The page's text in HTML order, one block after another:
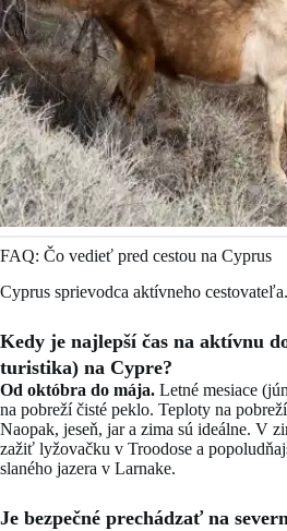
FAQ: Čo vedieť pred cestou na Cyprus
Cyprus sprievodca aktívneho
Kedy je najlepší čas na aktívnu
turistika) na Cypre?
Od októbra do mája. Letné mesiace
na pobreží čisté peklo. Teploty na
Naopak, jeseň, jar a zima sú ideálne. V
zažiť lyžovačku v Troodose a
slaného jazera v Larnake.
Je bezpečné prechádzať na